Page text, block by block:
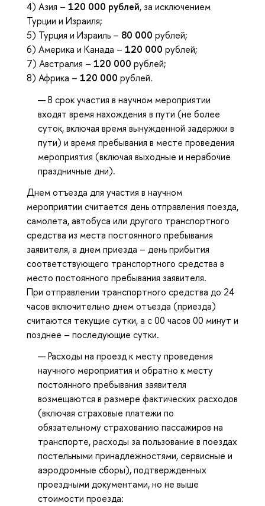
4) Азия – 120 000 рублей, за исключением
Турции и Израиля;
5) Турция и Израиль – 80 000 рублей;
6) Америка и Канада – 120 000 рублей;
7) Австралия – 120 000 рублей;
8) Африка – 120 000 рублей.
В срок участия в научном мероприятии
входят время нахождения в пути (не более
суток, включая время вынужденной задержки в
пути) и время пребывания в месте проведения
мероприятия (включая выходные и нерабочие
праздничные дни).
Днем отъезда для участия в научном
мероприятии считается день отправления поезда,
самолета, автобуса или другого транспортного
средства из места постоянного пребывания
заявителя, а днем приезда – день прибытия
соответствующего транспортного средства в
место постоянного пребывания заявителя.
При отправлении транспортного средства до 24
часов включительно днем отъезда (приезда)
считаются текущие сутки, а с 00 часов 00 минут и
позднее – последующие сутки.
Расходы на проезд к месту проведения
научного мероприятия и обратно к месту
постоянного пребывания заявителя
возмещаются в размере фактических расходов
(включая страховые платежи по
обязательному страхованию пассажиров на
транспорте, расходы за пользование в поездах
постельными принадлежностями, сервисные и
аэродромные сборы), подтвержденных
проездными документами, но не выше
стоимости проезда: